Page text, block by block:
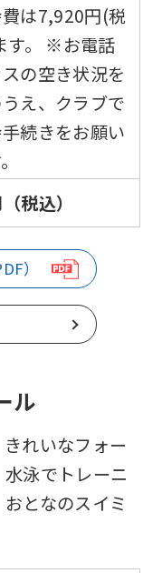
は7,920円(税
す。 ※お電話
の空き状況を
え、クラブで
続きをお願い
税込）
）
ル
れいなフォー
泳でトレーニ
となのスイミ